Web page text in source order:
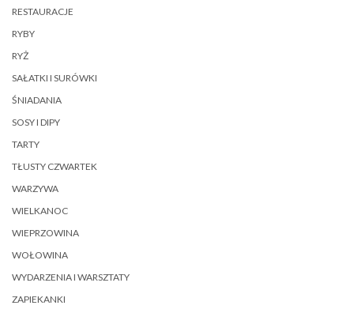
RESTAURACJE
RYBY
RYŻ
SAŁATKI I SURÓWKI
ŚNIADANIA
SOSY I DIPY
TARTY
TŁUSTY CZWARTEK
WARZYWA
WIELKANOC
WIEPRZOWINA
WOŁOWINA
WYDARZENIA I WARSZTATY
ZAPIEKANKI